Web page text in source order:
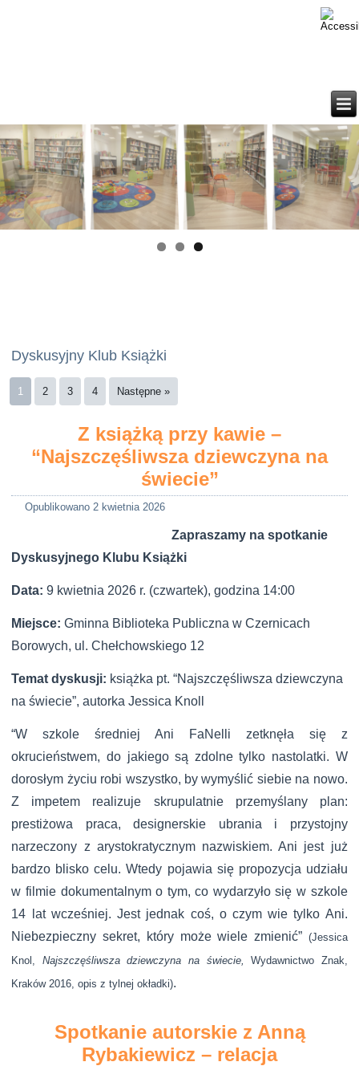
Dyskusyjny Klub Książki
1 2 3 4 Następne »
Z książką przy kawie –
“Najszczęśliwsza dziewczyna na
świecie”
Opublikowano 2 kwietnia 2026
Zapraszamy na spotkanie
Dyskusyjnego Klubu Książki
Data:9 kwietnia 2026 r. (czwartek), godzina 14:00
Miejsce:Gminna Biblioteka Publiczna w Czernicach
Borowych, ul. Chełchowskiego 12
Temat dyskusji: książka pt. “Najszczęśliwsza dziewczyna
na świecie”, autorka Jessica Knoll
“W szkole średniej Ani FaNelli zetknęła się z
okrucieństwem, do jakiego są zdolne tylko nastolatki. W
dorosłym życiu robi wszystko, by wymyślić siebie na nowo.
Z impetem realizuje skrupulatnie przemyślany plan:
prestiżowa praca, designerskie ubrania i przystojny
narzeczony z arystokratycznym nazwiskiem. Ani jest już
bardzo blisko celu. Wtedy pojawia się propozycja udziału
w filmie dokumentalnym o tym, co wydarzyło się w szkole
14 lat wcześniej. Jest jednak coś, o czym wie tylko Ani.
Niebezpieczny sekret, który może wiele zmienić” (Jessica
Knol, Najszczęśliwsza dziewczyna na świecie,Wydawnictwo Znak,
Kraków 2016, opis z tylnej okładki).
Spotkanie autorskie z Anną
Rybakiewicz – relacja